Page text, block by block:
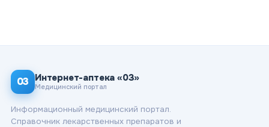
03 Интернет-аптека «03»
Медицинский портал
Информационный медицинский портал.
Справочник лекарственных препаратов и